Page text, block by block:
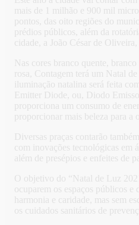
mais de 1 milhão e 900 mil
pontos, das oito regiões do
prédios públicos, além da
cidade, a João César de
Nas cores branco quente,
rosa, Contagem terá um Natal
iluminação natalina será feita
Emitter Diode, ou, Diodo
proporciona um consumo de
proporcionar mais beleza para a
Diversas praças contarão
com inovações tecnológicas em
além de presépios e enfeites de
O objetivo do “Natal de Luz
ocuparem os espaços públicos e
harmonia e caridade, mas sem
os cuidados sanitários de